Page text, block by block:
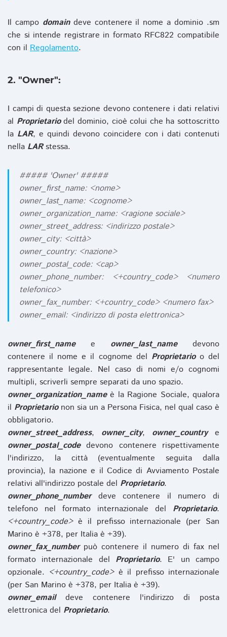
Il campo domaindeve contenere il nome a dominio .sm
che si intende registrare in formato RFC822 compatibile
con il Regolamento.
2. "Owner":
I campi di questa sezione devono contenere i dati relativi
al Proprietariodel dominio, cioè colui che ha sottoscritto
la LAR, e quindi devono coincidere con i dati contenuti
nella LARstessa.
##### 'Owner' #####
owner_first_name: <nome>
owner_last_name: <cognome>
owner_organization_name: <ragione sociale>
owner_street_address: <indirizzo postale>
owner_city: <città>
owner_country: <nazione>
owner_postal_code: <cap>
owner_phone_number: <+country_code> <numero
telefonico>
owner_fax_number: <+country_code> <numero fax>
owner_email: <indirizzo di posta elettronica>
owner_first_namee owner_last_namedevono
contenere il nome e il cognome del Proprietarioo del
rappresentante legale. Nel caso di nomi e/o cognomi
multipli, scriverli sempre separati da uno spazio.
owner_organization_nameè la Ragione Sociale, qualora
il Proprietarionon sia un a Persona Fisica, nel qual caso è
obbligatorio.
owner_street_address, owner_city, owner_countrye
owner_postal_codedevono contenere rispettivamente
l'indirizzo, la città (eventualmente seguita dalla
provincia), la nazione e il Codice di Avviamento Postale
relativi all'indirizzo postale del Proprietario.
owner_phone_numberdeve contenere il numero di
telefono nel formato internazionale del Proprietario.
<+country_code>è il prefisso internazionale (per San
Marino è +378, per Italia è +39).
owner_fax_numberpuò contenere il numero di fax nel
formato internazionale del Proprietario. E' un campo
opzionale. <+country_code>è il prefisso internazionale
(per San Marino è +378, per Italia è +39).
owner_emaildeve contenere l'indirizzo di posta
elettronica del Proprietario.